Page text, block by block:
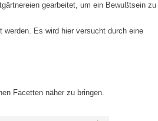
gearbeitet, um ein Bewußtsein zu
werden. Es wird hier versucht durch eine
Facetten näher zu bringen.